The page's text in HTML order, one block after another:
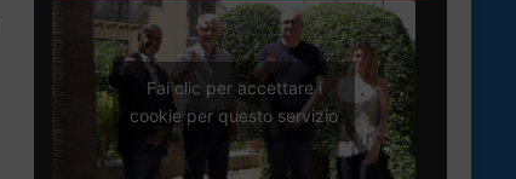
Fai clic per accettare i
cookie per questo servizio